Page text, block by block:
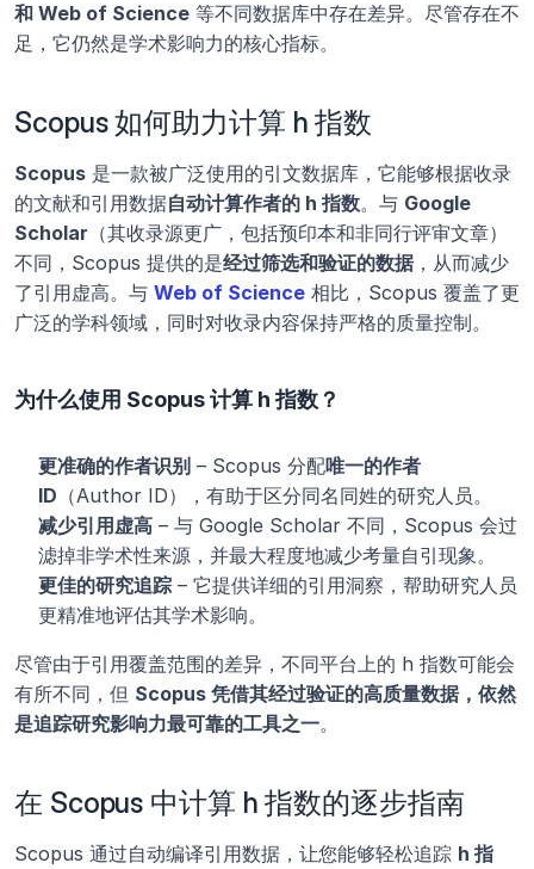
和 Web of Science 等不同数据库中存在差异。尽管存在不
足，它仍然是学术影响力的核心指标。
Scopus 如何助力计算 h 指数
Scopus 是一款被广泛使用的引文数据库，它能够根据收录
的文献和引用数据自动计算作者的 h 指数。与 Google
Scholar （其收录源更广，包括预印本和非同行评审文章）
不同，Scopus 提供的是经过筛选和验证的数据，从而减少
了引用虚高。与 Web of Science 相比，Scopus 覆盖了更
广泛的学科领域，同时对收录内容保持严格的质量控制。
为什么使用 Scopus 计算 h 指数？
更准确的作者识别 – Scopus 分配唯一的作者
ID （Author ID），有助于区分同名同姓的研究人员。
减少引用虚高 – 与 Google Scholar 不同，Scopus 会过
滤掉非学术性来源，并最大程度地减少考量自引现象。
更佳的研究追踪 – 它提供详细的引用洞察，帮助研究人员
更精准地评估其学术影响。
尽管由于引用覆盖范围的差异，不同平台上的 h 指数可能会
有所不同，但 Scopus 凭借其经过验证的高质量数据，依然
是追踪研究影响力最可靠的工具之一。
在 Scopus 中计算 h 指数的逐步指南
Scopus 通过自动编译引用数据，让您能够轻松追踪 h 指